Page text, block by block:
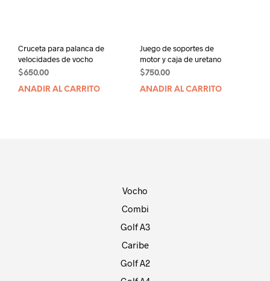
Cruceta para palanca de
velocidades de vocho
$650.00
AÑADIR AL CARRITO
Juego de soportes de
motor y caja de uretano
$750.00
AÑADIR AL CARRITO
Vocho
Combi
Golf A3
Caribe
Golf A2